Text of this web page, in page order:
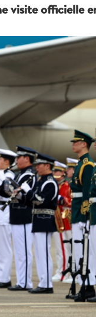
visite officielle